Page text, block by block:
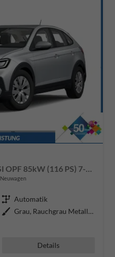
Neuwagen
Getriebe Automatik
Außenfarbe
Grau, Rauchgrau Metallic (5W)
Details